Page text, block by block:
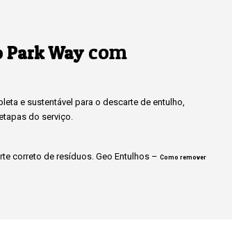
Park Waycom
e sustentável para o descarte de entulho,
do serviço.
correto de resíduos. Geo Entulhos – Como remover